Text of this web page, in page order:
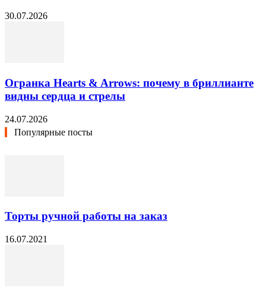
30.07.2026
Огранка Hearts & Arrows: почему в бриллианте
видны сердца и стрелы
24.07.2026
Популярные посты
Торты ручной работы на заказ
16.07.2021